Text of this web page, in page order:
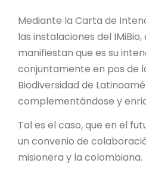
Mediante la Carta de
las instalaciones del
manifiestan que es su
conjuntamente en pos de
Biodiversidad de
complementándose y
Tal es el caso, que en el
un convenio de
misionera y la colombiana.